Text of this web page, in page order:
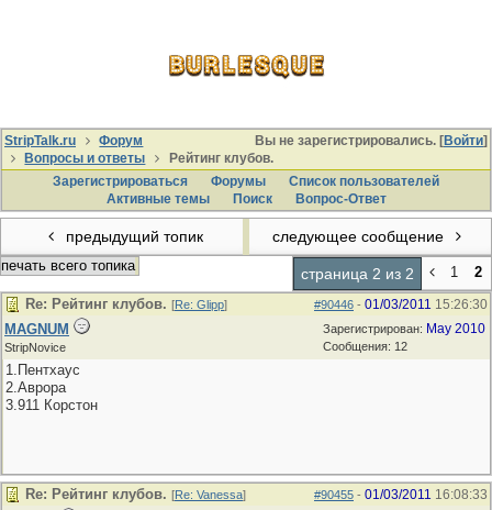
Вы не зарегистрировались. [Войти]
StripTalk.ru
Форум
Вопросы и ответы
Рейтинг клубов.
Зарегистрироваться
Форумы
Список пользователей
Активные темы
Поиcк Вопрос-Ответ
предыдущий топик следующее сообщение
печать всего топика страница 2 из 2 1 2
#90446 - 01/03/2011 15:26:30
Re: Рейтинг клубов. [Re: Glipp]
Зарегистрирован: May 2010
Сообщения: 12
MAGNUM
StripNovice
1.Пентхаус
2.Аврора
3.911 Корстон
#90455 - 01/03/2011 16:08:33
Re: Рейтинг клубов. [Re: Vanessa]